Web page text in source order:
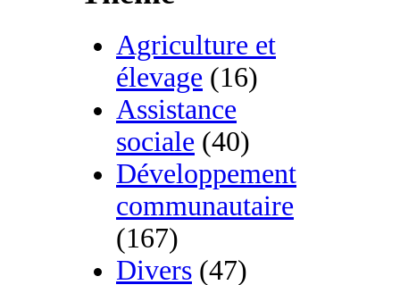
Agriculture et
élevage (16)
Assistance
sociale (40)
Développement
communautaire
(167)
Divers (47)